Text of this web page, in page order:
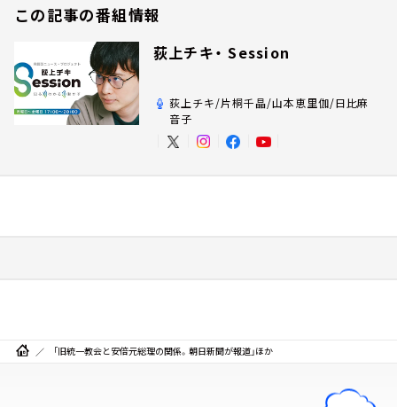
この記事の番組情報
荻上チキ・ Session
荻上チキ/片桐千晶/山本恵里伽/日比麻
音子
「旧統一教会と安倍元総理の関係。朝日新聞が報道」ほか